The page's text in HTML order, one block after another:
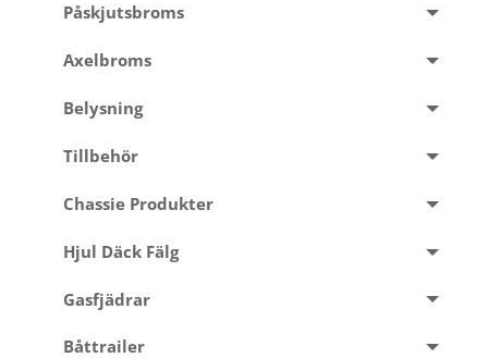
Påskjutsbroms
Axelbroms
Belysning
Tillbehör
Chassie Produkter
Hjul Däck Fälg
Gasfjädrar
Båttrailer